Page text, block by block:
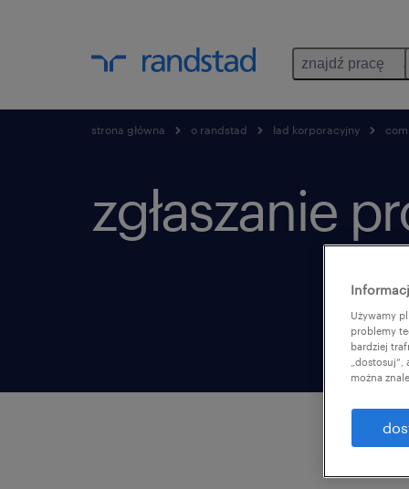
znajdź pracę
strona główna o randstad ład korporacyjny
zgłaszanie
Używamy
problemy
bardziej
można